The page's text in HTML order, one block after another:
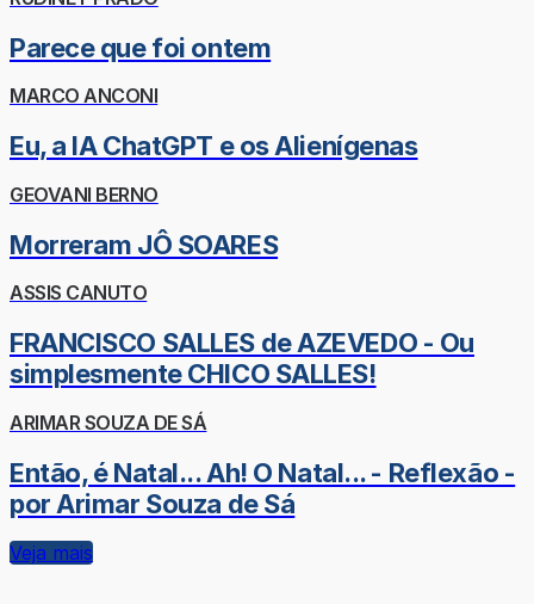
Parece que foi ontem
MARCO ANCONI
Eu, a IA ChatGPT e os Alienígenas
GEOVANI BERNO
Morreram JÔ SOARES
ASSIS CANUTO
FRANCISCO SALLES de AZEVEDO - Ou
simplesmente CHICO SALLES!
ARIMAR SOUZA DE SÁ
Então, é Natal... Ah! O Natal... - Reflexão -
por Arimar Souza de Sá
Veja mais